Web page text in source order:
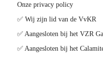
Onze privacy policy
✅ Wij zijn lid van de VvKR
✅ Aangesloten bij het VZR
✅ Aangesloten bij het